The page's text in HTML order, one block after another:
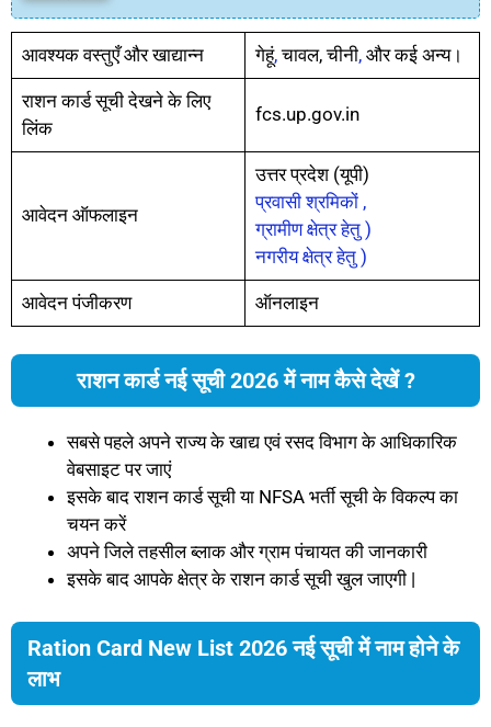
आवश्यक वस्तुएँ और खाद्यान्न गेहूं,चावल, चीनी,और कई अन्य।
राशन कार्ड सूची देखने के लिए
लिंक
fcs.up.gov.in
आवेदन ऑफलाइन
उत्तर प्रदेश (यूपी)
प्रवासी श्रमिकों ,
ग्रामीण क्षेत्र हेतु )
नगरीय क्षेत्र हेतु )
आवेदन पंजीकरण ऑनलाइन
राशन कार्ड नई सूची 2026 में नाम कैसे देखें ?
सबसे पहले अपने राज्य के खाद्य एवं रसद विभाग के आधिकारिक
वेबसाइट पर जाएं
इसके बाद राशन कार्ड सूची या NFSA भर्ती सूची के विकल्प का
चयन करें
अपने जिले तहसील ब्लाक और ग्राम पंचायत की जानकारी
इसके बाद आपके क्षेत्र के राशन कार्ड सूची खुल जाएगी |
Ration Card New List 2026 नई सूची में नाम होने के
लाभ